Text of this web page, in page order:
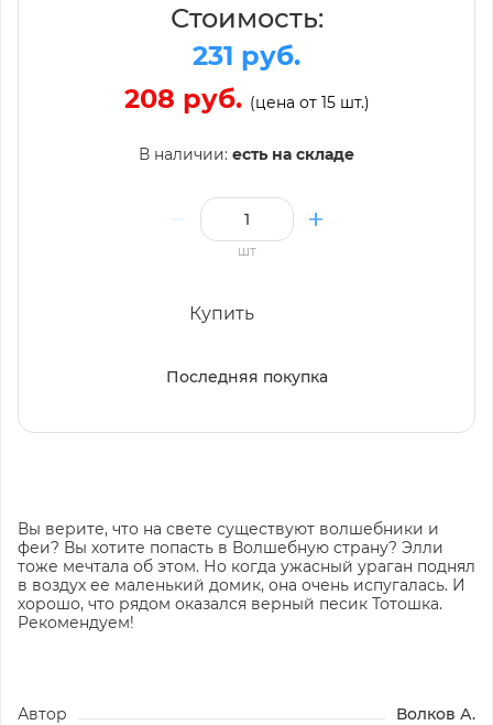
Стоимость:
231 руб.
208 руб. (цена от 15 шт.)
В наличии: есть на складе
шт
Купить
Последняя покупка
Вы верите, что на свете существуют волшебники и
феи? Вы хотите попасть в Волшебную страну? Элли
тоже мечтала об этом. Но когда ужасный ураган поднял
в воздух ее маленький домик, она очень испугалась. И
хорошо, что рядом оказался верный песик Тотошка.
Рекомендуем!
Автор Волков А.